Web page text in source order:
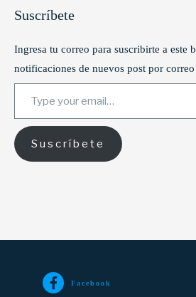
Suscríbete
Ingresa tu correo para suscribirte a este
notificaciones de nuevos post por correo
Type your email…
Suscríbete
Facebook